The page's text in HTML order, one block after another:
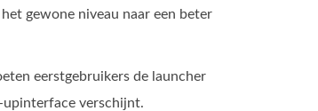
gewone niveau naar een beter
eerstgebruikers de launcher
verschijnt.